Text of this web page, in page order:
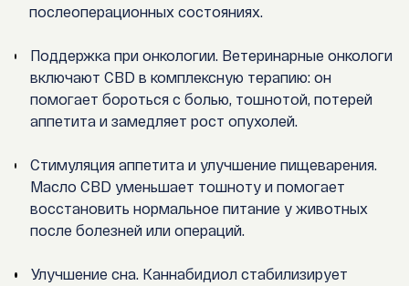
послеоперационных состояниях.
Поддержка при онкологии. Ветеринарные онкологи
включают CBD в комплексную терапию: он
помогает бороться с болью, тошнотой, потерей
аппетита и замедляет рост опухолей.
Стимуляция аппетита и улучшение пищеварения.
Масло CBD уменьшает тошноту и помогает
восстановить нормальное питание у животных
после болезней или операций.
Улучшение сна. Каннабидиол стабилизирует